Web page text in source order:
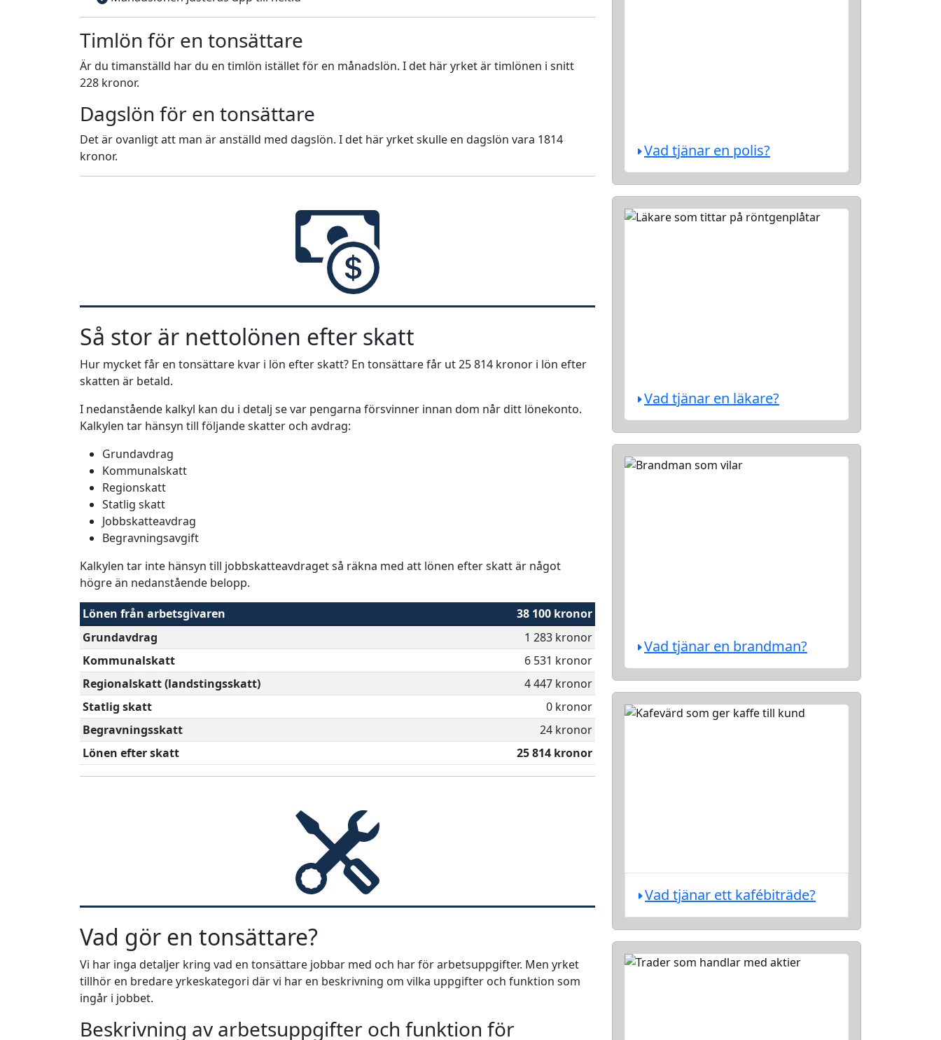
Timlön för en tonsättare
Är du timanställd har du en timlön istället för en månadslön. I det här yrket är timlönen i snitt
228 kronor.
Dagslön för en tonsättare
Det är ovanligt att man är anställd med dagslön. I det här yrket skulle en dagslön vara 1814
kronor.
Så stor är nettolönen efter skatt
Hur mycket får en tonsättare kvar i lön efter skatt? En tonsättare får ut 25 814 kronor i lön efter
skatten är betald.
I nedanstående kalkyl kan du i detalj se var pengarna försvinner innan dom når ditt lönekonto.
Kalkylen tar hänsyn till följande skatter och avdrag:
Grundavdrag
Kommunalskatt
Regionskatt
Statlig skatt
Jobbskatteavdrag
Begravningsavgift
Kalkylen tar inte hänsyn till jobbskatteavdraget så räkna med att lönen efter skatt är något
högre än nedanstående belopp.
Lönen från arbetsgivaren
38 100 kronor
Grundavdrag
1 283 kronor
Kommunalskatt
6 531 kronor
Regionalskatt (landstingsskatt)
4 447 kronor
Statlig skatt
0 kronor
Begravningsskatt
24 kronor
Lönen efter skatt
25 814 kronor
Vad gör en tonsättare?
Vi har inga detaljer kring vad en tonsättare jobbar med och har för arbetsuppgifter. Men yrket
tillhör en bredare yrkeskategori där vi har en beskrivning om vilka uppgifter och funktion som
ingår i jobbet.
Beskrivning av arbetsuppgifter och funktion för
Vad tjänar en polis?
Vad tjänar en läkare?
Vad tjänar en brandman?
Vad tjänar ett kafébiträde?